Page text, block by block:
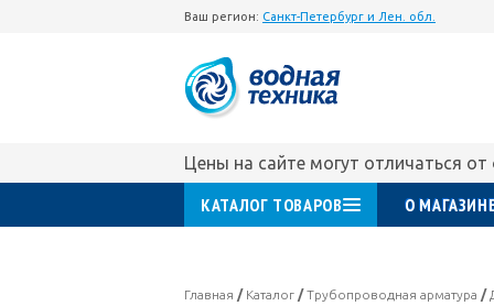
Ваш регион: Санкт-Петербург и Лен. обл.
Цены на сайте могут отличаться
КАТАЛОГ ТОВАРОВ О
Главная / Каталог /Трубопроводная арматура /